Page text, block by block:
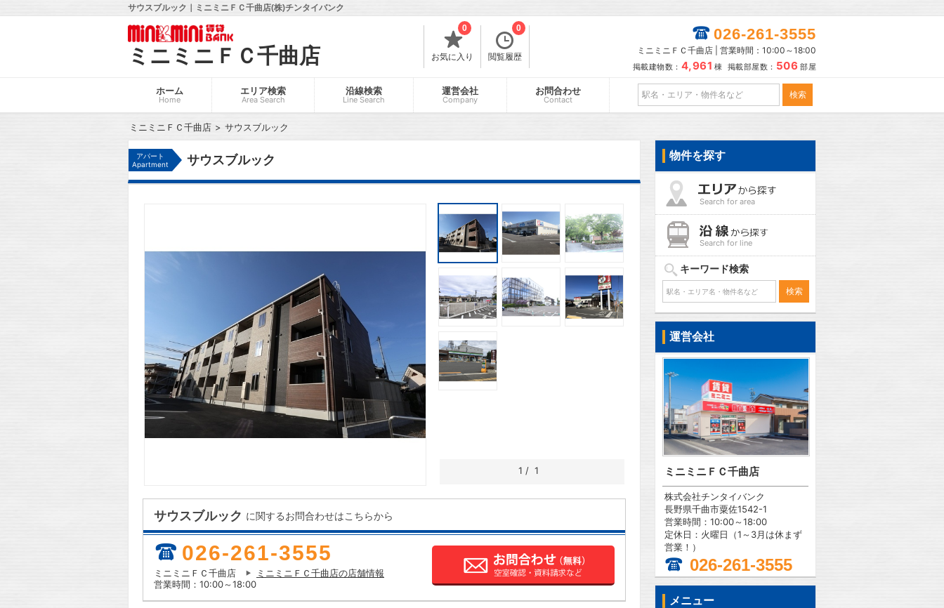
サウスブルック｜ミニミニＦＣ千曲店(株)チンタイバンク
ミニミニＦＣ千曲店 お気に入り
0
閲覧履歴
0 026-261-3555
ミニミニＦＣ千曲店 | 営業時間：10:00～18:00
掲載建物数： 4,961 棟 掲載部屋数： 506 部屋
ホーム
Home
エリア検索
Area Search
沿線検索
Line Search
運営会社
Company
お問合わせ
Contact
ミニミニＦＣ千曲店 サウスブルック
アパート
Apartment
サウスブルック
1 / 1
サウスブルック に関するお問合わせはこちらから
026-261-3555
ミニミニＦＣ千曲店
ミニミニＦＣ千曲店の店舗情報
営業時間：10:00～18:00
物件を探す
Search for area
Search for line
キーワード検索
運営会社
ミニミニＦＣ千曲店
株式会社チンタイバンク
長野県千曲市粟佐1542-1
営業時間：10:00～18:00
定休日：火曜日（1～3月は休まず
営業！）
026-261-3555
メニュー